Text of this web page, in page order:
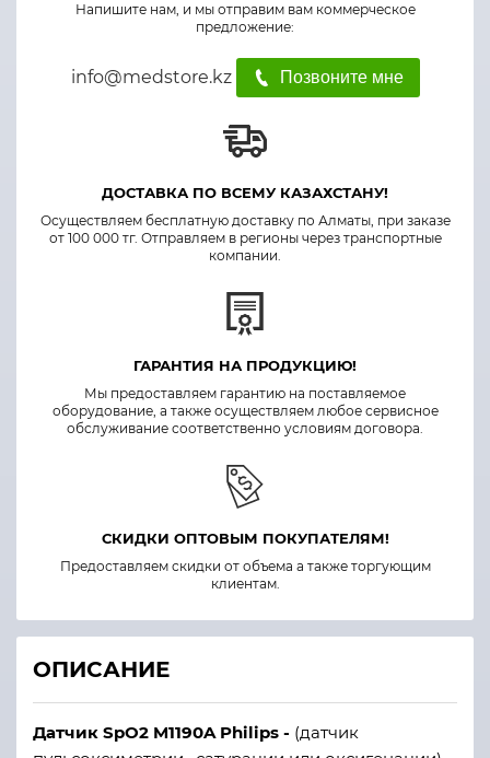
Напишите нам, и мы отправим вам коммерческое
предложение:
info@medstore.kz Позвоните мне
ДОСТАВКА ПО ВСЕМУ КАЗАХСТАНУ!
Осуществляем бесплатную доставку по Алматы, при заказе
от 100 000 тг. Отправляем в регионы через транспортные
компании.
ГАРАНТИЯ НА ПРОДУКЦИЮ!
Мы предоставляем гарантию на поставляемое
оборудование, а также осуществляем любое сервисное
обслуживание соответственно условиям договора.
СКИДКИ ОПТОВЫМ ПОКУПАТЕЛЯМ!
Предоставляем скидки от объема а также торгующим
клиентам.
ОПИСАНИЕ
Датчик SpO2 M1190A Philips - (датчик